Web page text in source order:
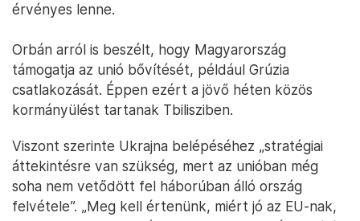
érvényes lenne.
Orbán arról is beszélt, hogy Magyarország
támogatja az unió bővítését, például Grúzia
csatlakozását. Éppen ezért a jövő héten közös
kormányülést tartanak Tbilisziben.
Viszont szerinte Ukrajna belépéséhez „stratégiai
áttekintésre van szükség, mert az unióban még
soha nem vetődött fel háborúban álló ország
felvétele”. „Meg kell értenünk, miért jó az EU-nak,